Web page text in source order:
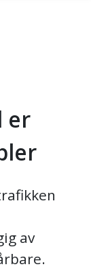
er
av